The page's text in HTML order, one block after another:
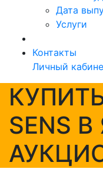
Дата
Услуги
Контакты
Личный
КУПИТЬ
SENS